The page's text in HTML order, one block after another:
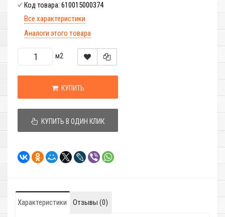
Код товара: 610015000374
Все характеристики
Аналоги этого товара
м2
КУПИТЬ
КУПИТЬ В ОДИН КЛИК
Характеристики Отзывы (0)